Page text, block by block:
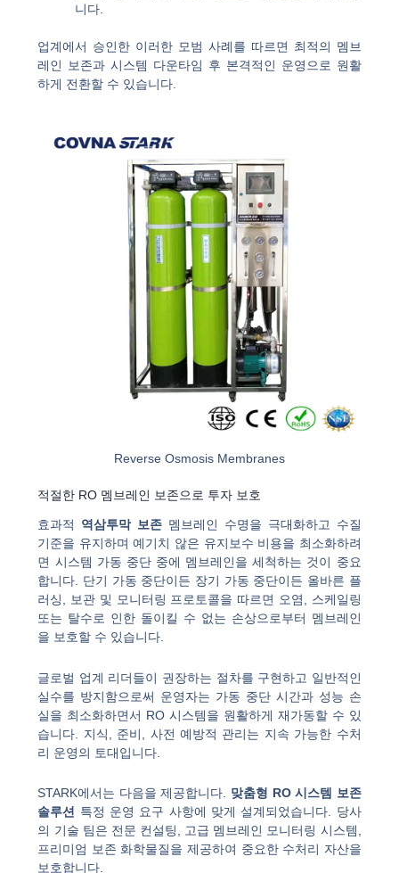
니다.
업계에서 승인한 이러한 모범 사례를 따르면 최적의 멤브
레인 보존과 시스템 다운타임 후 본격적인 운영으로 원활
하게 전환할 수 있습니다.
Reverse Osmosis Membranes
적절한 RO 멤브레인 보존으로 투자 보호
효과적 역삼투막 보존 멤브레인 수명을 극대화하고 수질
기준을 유지하며 예기치 않은 유지보수 비용을 최소화하려
면 시스템 가동 중단 중에 멤브레인을 세척하는 것이 중요
합니다. 단기 가동 중단이든 장기 가동 중단이든 올바른 플
러싱, 보관 및 모니터링 프로토콜을 따르면 오염, 스케일링
또는 탈수로 인한 돌이킬 수 없는 손상으로부터 멤브레인
을 보호할 수 있습니다.
글로벌 업계 리더들이 권장하는 절차를 구현하고 일반적인
실수를 방지함으로써 운영자는 가동 중단 시간과 성능 손
실을 최소화하면서 RO 시스템을 원활하게 재가동할 수 있
습니다. 지식, 준비, 사전 예방적 관리는 지속 가능한 수처
리 운영의 토대입니다.
STARK에서는 다음을 제공합니다. 맞춤형 RO 시스템 보존
솔루션
특정 운영 요구 사항에 맞게 설계되었습니다. 당사
의 기술 팀은 전문 컨설팅, 고급 멤브레인 모니터링 시스템,
프리미엄 보존 화학물질을 제공하여 중요한 수처리 자산을
보호합니다.